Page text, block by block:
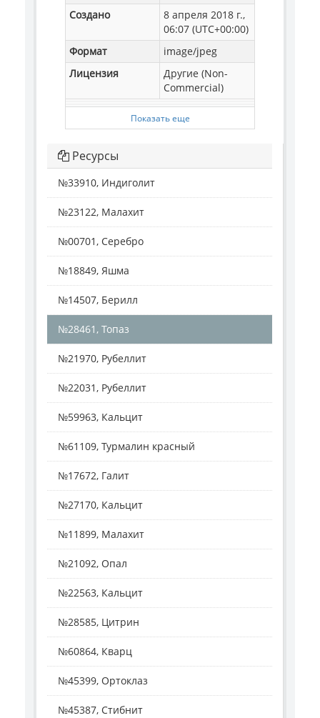
Создано
8 апреля 2018 г.,
06:07 (UTC+00:00)
Формат
image/jpeg
Лицензия
Другие (Non-
Commercial)
Показать еще
Ресурсы
№33910, Индиголит
№23122, Малахит
№00701, Серебро
№18849, Яшма
№14507, Берилл
№28461, Топаз
№21970, Рубеллит
№22031, Рубеллит
№59963, Кальцит
№61109, Турмалин красный
№17672, Галит
№27170, Кальцит
№11899, Малахит
№21092, Опал
№22563, Кальцит
№28585, Цитрин
№60864, Кварц
№45399, Ортоклаз
№45387, Стибнит